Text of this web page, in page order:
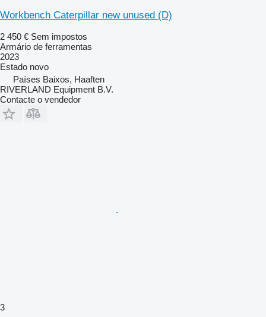
Workbench Caterpillar new unused (D)
2 450 € Sem impostos
Armário de ferramentas
2023
Estado novo
Países Baixos, Haaften
RIVERLAND Equipment B.V.
Contacte o vendedor
3